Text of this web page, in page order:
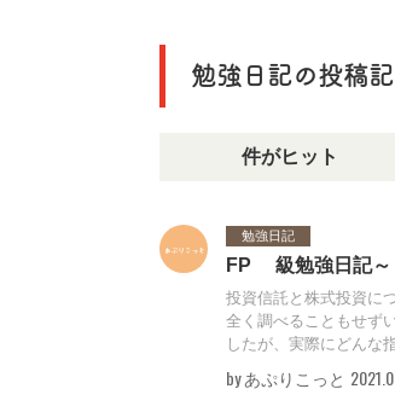
勉強日記の投稿
179件がヒット
勉強日記
FP3級勉強日記
投資信託と株式投資に
全く調べることもせず
したが、実際にどんな
by あぷりこっと